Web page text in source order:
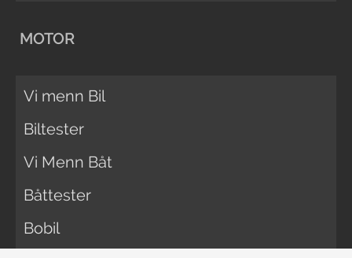
MOTOR
Vi menn Bil
Biltester
Vi Menn Båt
Båttester
Bobil